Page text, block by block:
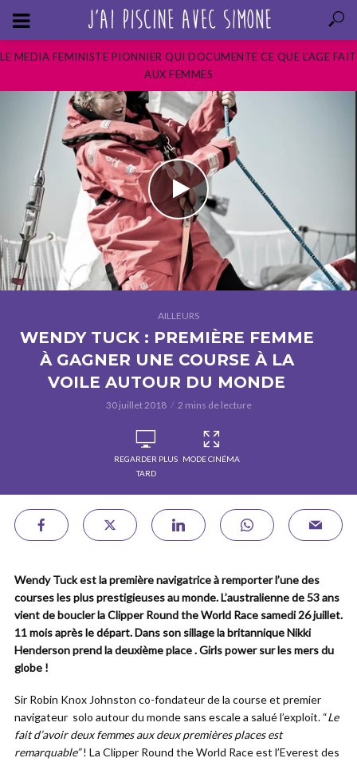
LE MEDIA FEMINISTE PIONNIER QUI DOCUMENTE CE QUE L’AGE FAIT
AUX FEMMES
AILLEURS
WENDY TUCK : PREMIÈRE FEMME
À GAGNER UNE COURSE À LA
VOILE AUTOUR DU MONDE
30 juillet 2018 2 mins de lecture
REGARDER PLUS
TARD
MODE CINÉMA
Wendy Tuck est la première navigatrice à remporter l’une des
courses les plus prestigieuses au monde. L’australienne de 53 ans
vient de boucler la Clipper Round the World Race samedi 26 juillet.
11 mois après le départ. Dans son sillage la britannique Nikki
Henderson prend la deuxième place . Girls power sur les mers du
globe !
Sir Robin Knox Johnston co-fondateur de la course et premier
navigateur solo autour du monde sans escale a salué l’exploit. “Le
fait d’avoir deux femmes aux deux premières places est
remarquable”! La Clipper Round the World Race est l’Everest des